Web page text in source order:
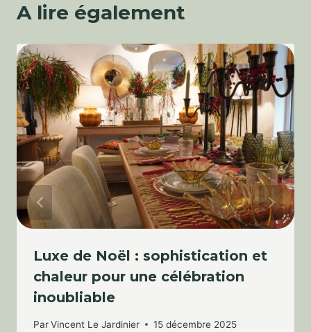
A lire également
Luxe de Noël : sophistication et
chaleur pour une célébration
inoubliable
ParVincent Le Jardinier 15 décembre 2025